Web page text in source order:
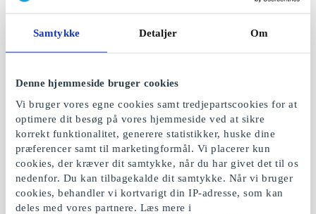
Samtykke Detaljer Om
Denne hjemmeside bruger cookies
Vi bruger vores egne cookies samt tredjepartscookies for at
optimere dit besøg på vores hjemmeside ved at sikre
korrekt funktionalitet, generere statistikker, huske dine
præferencer samt til marketingformål. Vi placerer kun
cookies, der kræver dit samtykke, når du har givet det til os
nedenfor. Du kan tilbagekalde dit samtykke. Når vi bruger
cookies, behandler vi kortvarigt din IP-adresse, som kan
deles med vores partnere. Læs mere i
Gavekort
Fra 200 kr.
Et gavekort til masser
af oplevelser
Fra 200 kr.